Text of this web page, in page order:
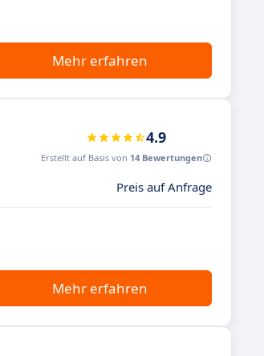
Mehr erfahren
4.9
Erstellt auf Basis von 14 Bewertungen
Preis auf Anfrage
Mehr erfahren